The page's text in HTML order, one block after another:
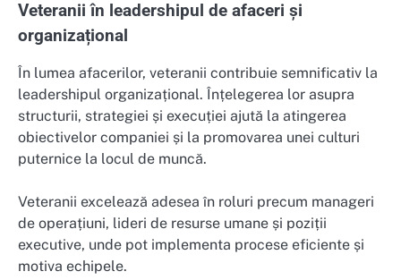
Veteranii în leadershipul de afaceri și
organizațional
În lumea afacerilor, veteranii contribuie semnificativ la
leadershipul organizațional. Înțelegerea lor asupra
structurii, strategiei și execuției ajută la atingerea
obiectivelor companiei și la promovarea unei culturi
puternice la locul de muncă.
Veteranii excelează adesea în roluri precum manageri
de operațiuni, lideri de resurse umane și poziții
executive, unde pot implementa procese eficiente și
motiva echipele.